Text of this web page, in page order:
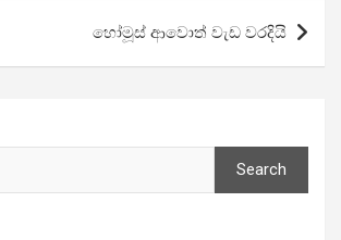
හෝමූස් ආවොත් වැඩ වරදියි
Search